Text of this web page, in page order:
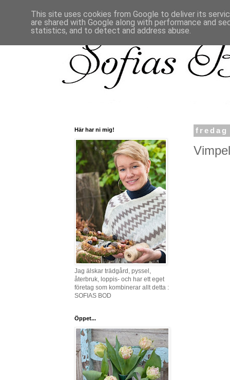
fredag
Här har ni mig!
Jag älskar trädgård, pyssel,
återbruk, loppis- och har ett eget
företag som kombinerar allt detta :
SOFIAS BOD
Öppet...
This site uses cookies from Google to deliver its
are shared with Google along with performance and
statistics, and to detect and address abuse.